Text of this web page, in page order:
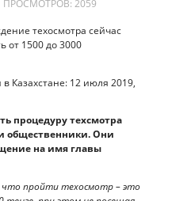
ПРОСМОТРОВ: 2059
техосмотра сейчас
от 1500 до 3000
процедуру техсмотра
общественники. Они
на имя главы
что пройти техосмотр – это